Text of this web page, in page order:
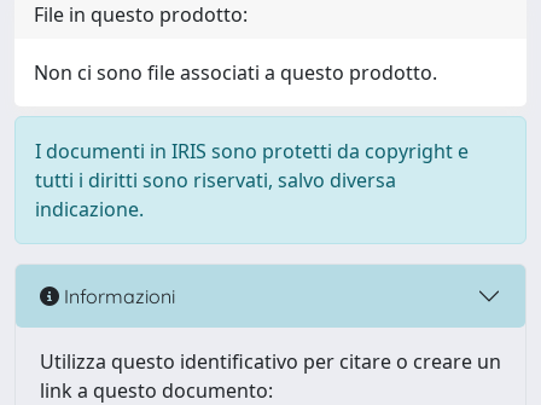
File in questo prodotto:
Non ci sono file associati a questo prodotto.
I documenti in IRIS sono protetti da copyright e
tutti i diritti sono riservati, salvo diversa
indicazione.
Informazioni
Utilizza questo identificativo per citare o creare un
link a questo documento: